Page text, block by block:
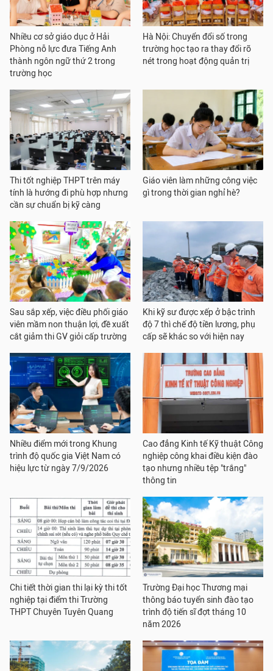
Nhiều cơ sở giáo dục ở Hải
Phòng nỗ lực đưa Tiếng Anh
thành ngôn ngữ thứ 2 trong
trường học
Hà Nội: Chuyển đổi số trong
trường học tạo ra thay đổi rõ
nét trong hoạt động quản trị
Thi tốt nghiệp THPT trên máy
tính là hướng đi phù hợp nhưng
cần sự chuẩn bị kỹ càng
Giáo viên làm những công việc
gì trong thời gian nghỉ hè?
Sau sắp xếp, việc điều phối giáo
viên mầm non thuận lợi, đề xuất
cắt giảm thi GV giỏi cấp trường
Khi kỹ sư được xếp ở bậc trình
độ 7 thì chế độ tiền lương, phụ
cấp sẽ khác so với hiện nay
Nhiều điểm mới trong Khung
trình độ quốc gia Việt Nam có
hiệu lực từ ngày 7/9/2026
Cao đẳng Kinh tế Kỹ thuật Công
nghiệp công khai điều kiện đào
tạo nhưng nhiều tệp "trắng"
thông tin
Chi tiết thời gian thi lại kỳ thi tốt
nghiệp tại điểm thi Trường
THPT Chuyên Tuyên Quang
Trường Đại học Thương mại
thông báo tuyển sinh đào tạo
trình độ tiến sĩ đợt tháng 10
năm 2026